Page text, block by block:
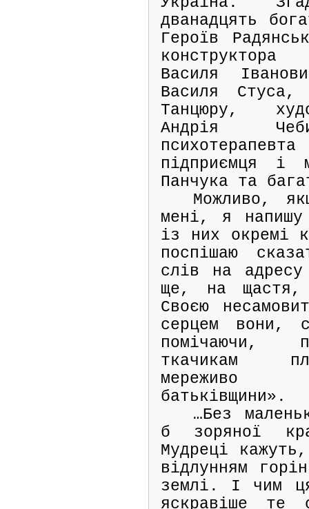
дванадцять
Героїв
конструктора
Василя
Василя Стуса,
Танцюру,
Андрія
підприємця і
Панчука та
Можливо,
мені, я напишу
із них окремі
поспішаю
слів на
ще, на щастя,
Своєю
серцем вони,
помічаючи,
ткачикам
мереживо
батьківщини».
…Без
б зоряної
Мудреці
відлунням
землі. І чим
яскравіше те